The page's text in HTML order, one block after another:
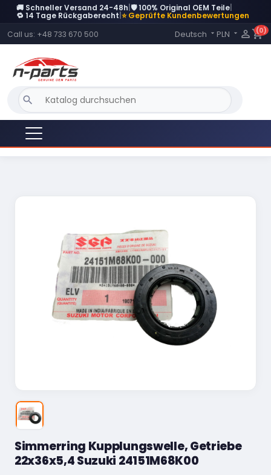
🚚 Schneller Versand 24-48h 🛡️ 100% Original OEM Teile
🔁 14 Tage Rückgaberecht ⭐ Geprüfte Kundenbewertungen
Call us: +48 733 670 500 Language:
Deutsch  PLN   shopping_cart
(0)
search
Simmerring Kupplungswelle, Getriebe
22x36x5,4 Suzuki 24151M68K00